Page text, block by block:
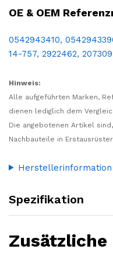
OE & OEM
0542943410,
14-757, 2922462, 207309
Hinweis:
Alle aufgeführten Marken,
dienen lediglich dem
Die angebotenen Artikel
Nachbauteile in
Herstellerinformation
Spezifikation